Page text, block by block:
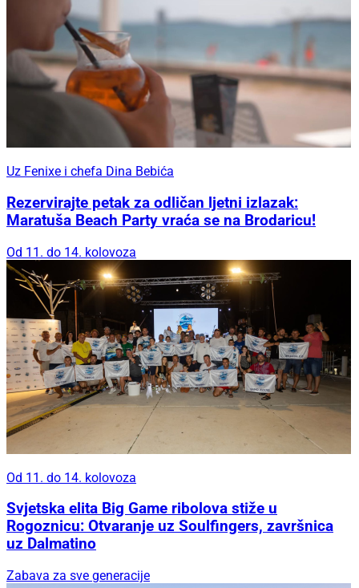
Uz Fenixe i chefa Dina Bebića
Rezervirajte petak za odličan ljetni izlazak:
Maratuša Beach Party vraća se na Brodaricu!
Od 11. do 14. kolovoza
Od 11. do 14. kolovoza
Svjetska elita Big Game ribolova stiže u
Rogoznicu: Otvaranje uz Soulfingers, završnica
uz Dalmatino
Zabava za sve generacije